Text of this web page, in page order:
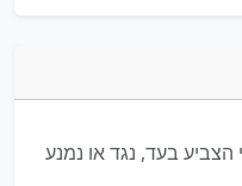
בעד, נגד או נמנע